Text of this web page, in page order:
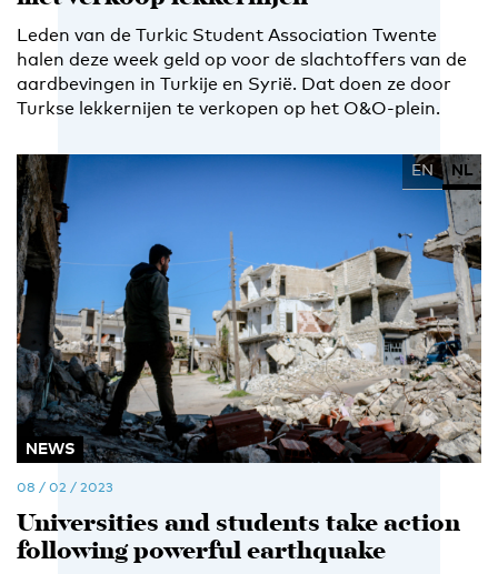
Leden van de Turkic Student Association Twente
halen deze week geld op voor de slachtoffers van de
aardbevingen in Turkije en Syrië. Dat doen ze door
Turkse lekkernijen te verkopen op het O&O-plein.
EN NL
NEWS
08 / 02 / 2023
Universities and students take action
following powerful earthquake